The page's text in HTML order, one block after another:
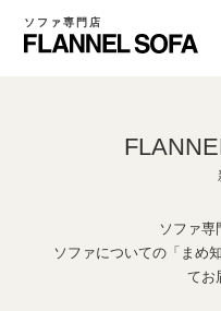
ソファ専門店
ソファ専
ソファについての「まめ
てお